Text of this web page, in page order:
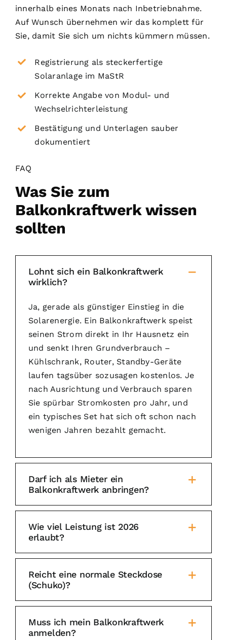
innerhalb eines Monats nach Inbetriebnahme.
Auf Wunsch übernehmen wir das komplett für
Sie, damit Sie sich um nichts kümmern müssen.
Registrierung als steckerfertige
Solaranlage im MaStR
Korrekte Angabe von Modul- und
Wechselrichterleistung
Bestätigung und Unterlagen sauber
dokumentiert
FAQ
Was Sie zum
Balkonkraftwerk wissen
sollten
Lohnt sich ein Balkonkraftwerk
wirklich?
Ja, gerade als günstiger Einstieg in die
Solarenergie. Ein Balkonkraftwerk speist
seinen Strom direkt in Ihr Hausnetz ein
und senkt Ihren Grundverbrauch –
Kühlschrank, Router, Standby-Geräte
laufen tagsüber sozusagen kostenlos. Je
nach Ausrichtung und Verbrauch sparen
Sie spürbar Stromkosten pro Jahr, und
ein typisches Set hat sich oft schon nach
wenigen Jahren bezahlt gemacht.
Darf ich als Mieter ein
Balkonkraftwerk anbringen?
Wie viel Leistung ist 2026
erlaubt?
Reicht eine normale Steckdose
(Schuko)?
Muss ich mein Balkonkraftwerk
anmelden?